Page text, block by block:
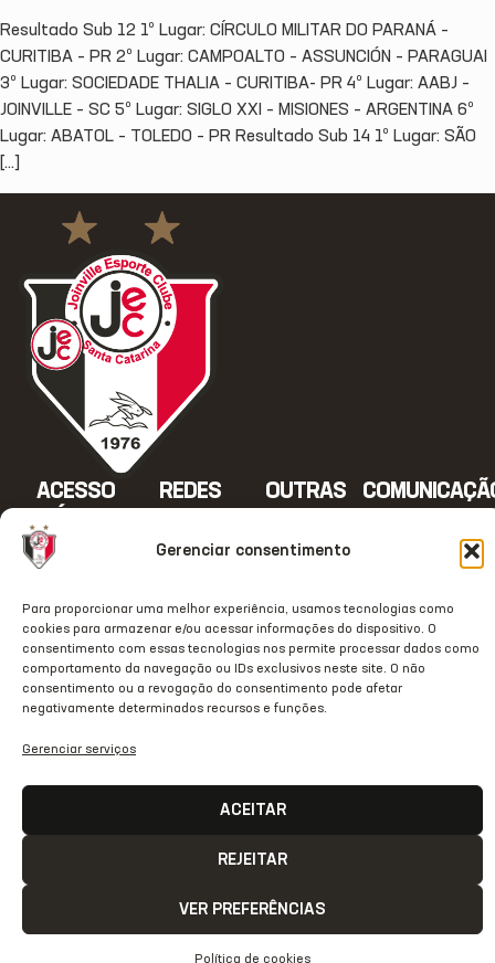
Gerenciar consentimento
Para proporcionar uma melhor experiência, usamos tecnologias como
cookies para armazenar e/ou acessar informações do dispositivo. O
consentimento com essas tecnologias nos permite processar dados como
comportamento da navegação ou IDs exclusivos neste site. O não
consentimento ou a revogação do consentimento pode afetar
negativamente determinados recursos e funções.
Gerenciar serviços
ACEITAR
REJEITAR
VER PREFERÊNCIAS
Política de cookies
Resultado Sub 12 1º Lugar: CÍRCULO MILITAR DO PARANÁ –
CURITIBA – PR 2º Lugar: CAMPOALTO – ASSUNCIÓN – PARAGUAI
3º Lugar: SOCIEDADE THALIA – CURITIBA- PR 4º Lugar: AABJ –
JOINVILLE – SC 5º Lugar: SIGLO XXI – MISIONES – ARGENTINA 6º
Lugar: ABATOL – TOLEDO – PR Resultado Sub 14 1º Lugar: SÃO
[…]
ACESSO
RÁPIDO
Estrutura
JecStore
REDES
Instagram
Youtube
Linkedin
OUTRAS
TikTok
X
Comunicação
Notas Oficiais
2026 © Todos os direitos
reservados